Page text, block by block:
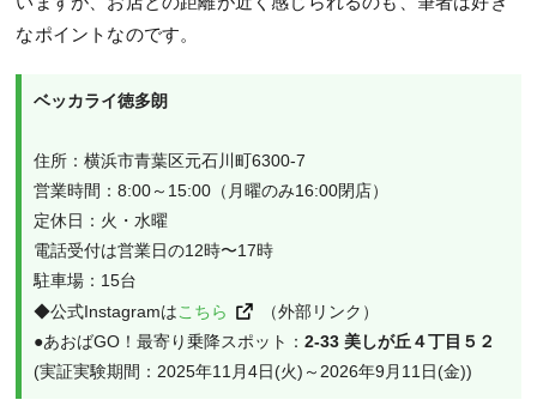
なポイントなのです。
ベッカライ徳多朗
住所：横浜市青葉区元石川町6300-7
営業時間：8:00～15:00（月曜のみ16:00閉店）
定休日：火・水曜
電話受付は営業日の12時〜17時
駐車場：15台
◆公式Instagramはこちら
（外部リンク）
●あおばGO！最寄り乗降スポット：2-33 美しが丘４丁目５２
(実証実験期間：2025年11月4日(火)～2026年9月11日(金))